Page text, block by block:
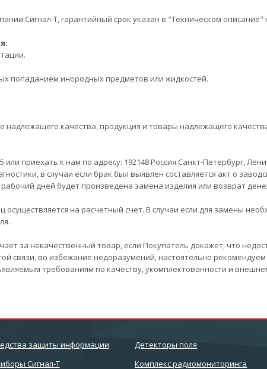
Сигнал-Т, гарантийный срок указан в "Техническом описание"
попаданием инородных предметов или жидкостей.
надлежащего качества, продукция и товары надлежащего
или приехать к нам по адресу: 192148 Россия Санкт-Петербург,
в случаи если брак был выявлен составляется акт о
дней будет произведена замена изделия или возврат
на расчетный счет. В случаи если для замены
за некачественный товар, если Покупатель докажет, что
связи, во избежание недоразумений, настоятельно
требованиям по качеству, укомплектованности и
защиты информации
Сигнал-Т
Детекторы поля
Комплекс радиомониторинга